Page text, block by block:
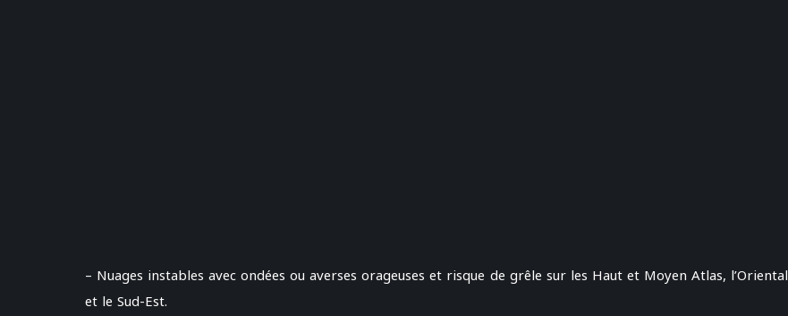
– Nuages instables avec ondées ou averses orageuses et risque de grêle sur les Haut et Moyen Atlas, l’Oriental
et le Sud-Est.